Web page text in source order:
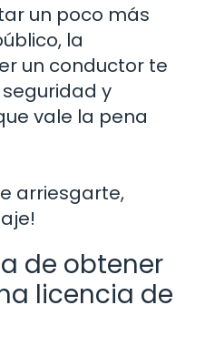
un poco más
la
un conductor te
y
vale la pena
arriesgarte,
de obtener
licencia de